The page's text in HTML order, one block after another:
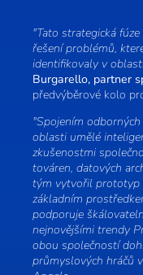
"Tato strategická
řešení problémů,
identifikovaly v
Burgarello, partner
předvýběrové kolo
"Spojením
oblasti umělé
zkušenostmi
továren, datových
tým vytvořil prototyp
základním
podporuje
nejnovějšími trendy
obou společností
průmyslových hráčů